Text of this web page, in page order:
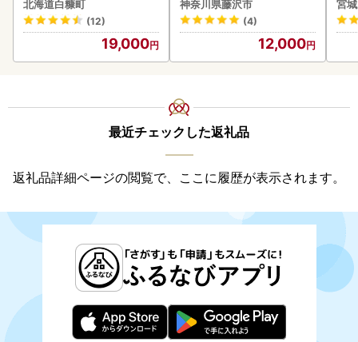
北海道白糠町
(12)
19,000
神奈川県藤沢市
(4)
12,000
宮
最近チェックした返礼品
返礼品詳細ページの閲覧で、ここに履歴が表示されます。